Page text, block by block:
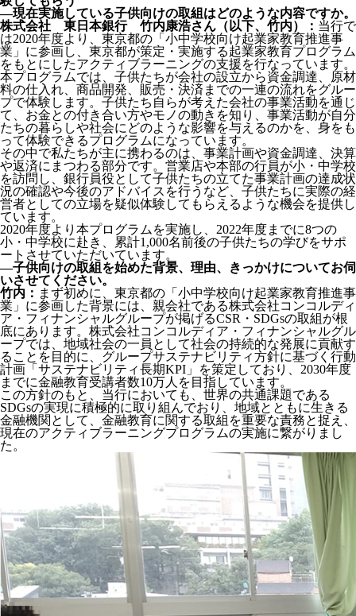
―現在実施している子供向けの取組はどのような内容ですか。
株式会社 東日本銀行 竹内康浩さん（以下、竹内）： 当行で
は2020年度より、東京都の「小中学校向け起業家教育推進事
業」に参画し、東京都が策定・実施する起業家教育プログラム
をもとにしたアクティブラーニングの支援を行なっています。
本プログラムでは、子供たちが会社の設立から資金調達、原材
料の仕入れ、商品開発、販売・決済までの一連の流れをグルー
プで体験します。子供たち自らが考えた会社の事業活動を通じ
て、お金との付き合い方やモノの動きを知り、事業活動が自分
たちの暮らしや社会にどのような影響を与えるのかを、身をも
って体験できるプログラムになっています。
その中で私たちが主に携わるのは、事業計画や資金調達、決算
や返済にまつわる部分です。営業店や本部の行員が小・中学校
を訪問し、銀行員役として子供たちの立てた事業計画の達成状
況の確認や今後のアドバイスを行うなど、子供たちに実際の経
営者としての立場を疑似体験してもらえるような機会を提供し
ています。
2020年度より本プログラムを実施し、2022年度までに8つの
小・中学校に赴き、累計1,000名前後の子供たちの学びをサポ
ートさせていただいています。
―子供向けの取組を始めた背景、理由、きっかけについてお伺
いさせてください。
竹内： まず初めに、東京都の「小中学校向け起業家教育推進事
業」に参画した背景には、親会社である株式会社コンコルディ
ア・フィナンシャルグループが掲げるCSR・SDGsの取組が根
底にあります。株式会社コンコルディア・フィナンシャルグル
ープでは、地域社会の一員として社会の持続的な発展に貢献す
ることを目的に、グループサステナビリティ方針に基づく行動
計画「サステナビリティ長期KPI」を策定しており、2030年度
までに金融教育受講者数10万人を目指しています。
この方針のもと、当行においても、世界の共通課題である
SDGsの実現に積極的に取り組んでおり、地域とともに生きる
金融機関として、金融教育に関する取組を重要な責務と捉え、
現在のアクティブラーニングプログラムの実施に繋がりまし
た。